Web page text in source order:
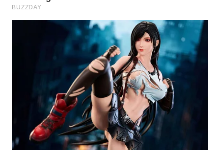
WAHANA
WAHANANEWS
NET
WAHANA